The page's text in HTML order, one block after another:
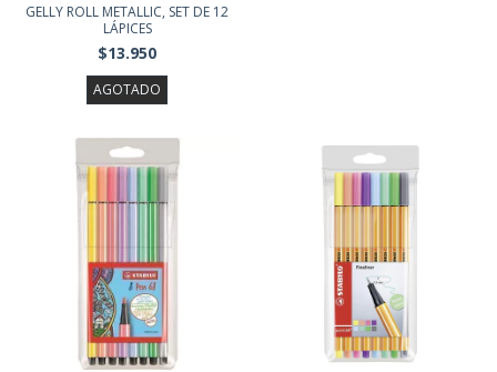
GELLY ROLL METALLIC, SET DE 12
LÁPICES
$13.950
AGOTADO